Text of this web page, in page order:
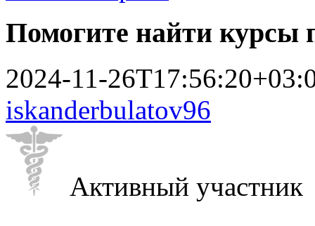
Помогите найти курсы
2024-11-
iskanderbulatov96
Активный участник